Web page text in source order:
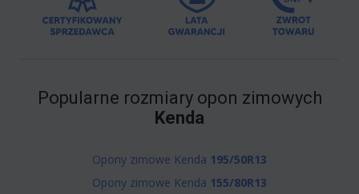
Popularne rozmiary opon zimowych
Kenda
Opony zimowe Kenda 195/50R13
Opony zimowe Kenda 155/80R13